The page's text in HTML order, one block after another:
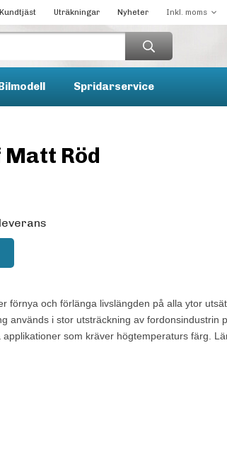
Kundtjäst Uträkningar Nyheter
Spridarservice
Matt Röd
förnya och förlänga livslängden på alla ytor
används i stor utsträckning av fordonsindustrin
som kräver högtemperaturs färg.